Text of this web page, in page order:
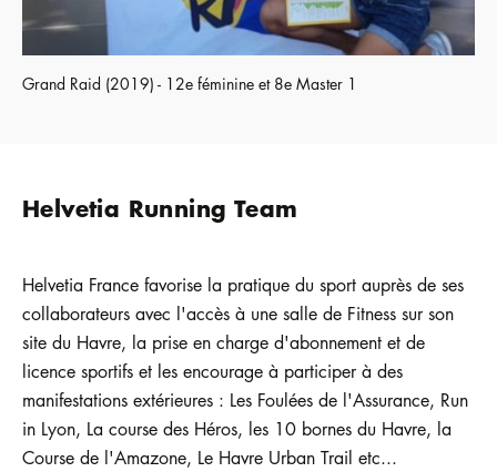
Grand Raid (2019) - 12e féminine et 8e Master 1
Helvetia Running Team
Helvetia France favorise la pratique du sport auprès de ses
collaborateurs avec l'accès à une salle de Fitness sur son
site du Havre, la prise en charge d'abonnement et de
licence sportifs et les encourage à participer à des
manifestations extérieures : Les Foulées de l'Assurance, Run
in Lyon, La course des Héros, les 10 bornes du Havre, la
Course de l'Amazone, Le Havre Urban Trail etc...